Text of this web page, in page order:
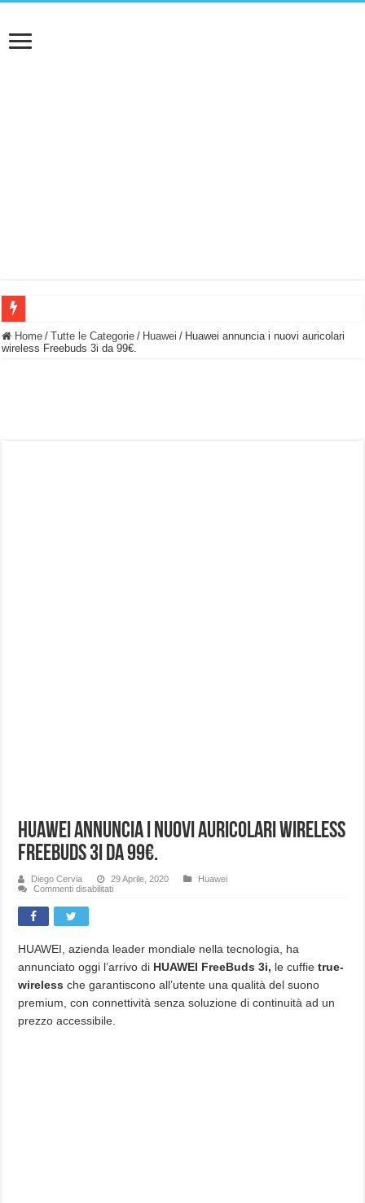
BASTA FATICARE! Questo robot tagliaerba lo appoggi e fa tutto lui! (Senza
Home / Tutte le Categorie / Huawei / Huawei annuncia i nuovi auricolari
wireless Freebuds 3i da 99€.
Huawei annuncia i nuovi auricolari wireless
Freebuds 3i da 99€.
Diego Cervia 29 Aprile, 2020
Huawei
Commenti disabilitatisu
wireless
Freebuds
3i
99€.
HUAWEI, azienda leader mondiale nella tecnologia, ha
annunciato oggi l’arrivo di HUAWEI FreeBuds 3i, le cuffietrue-
wireless che garantiscono all’utente una qualità del suono
premium, con connettività senza soluzione di continuità ad un
prezzo accessibile.